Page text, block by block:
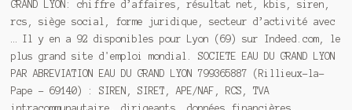
GRAND LYON: chiffre d’affaires, résultat net, kbis, siren,
rcs, siège social, forme juridique, secteur d’activité avec
… Il y en a 92 disponibles pour Lyon (69) sur Indeed.com, le
plus grand site d'emploi mondial. SOCIETE EAU DU GRAND LYON
PAR ABREVIATION EAU DU GRAND LYON 799365887 (Rillieux-la-
Pape - 69140) : SIREN, SIRET, APE/NAF, RCS, TVA